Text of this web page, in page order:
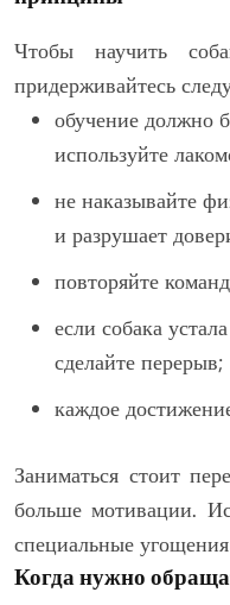
Чтобы научить
придерживайтесь
обучение должно
используйте
не наказывайте
и разрушает
повторяйте
если собака
сделайте перерыв;
каждое
Заниматься стоит
больше мотивации.
специальные
Когда нужно